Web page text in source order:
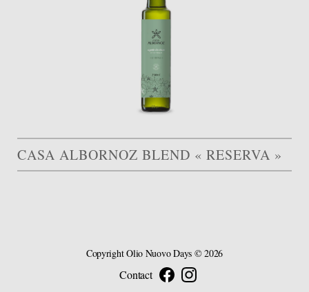
CASA ALBORNOZ BLEND « RESERVA »
CopyrightOlio Nuovo Days © 2026
Contact